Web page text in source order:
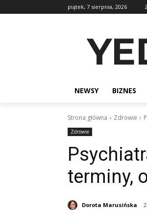
piątek, 7 sierpnia, 2026
NEWSY BIZNES
Strona główna Zdrowie
Zdrowie
terminy,
Dorota Marusińska